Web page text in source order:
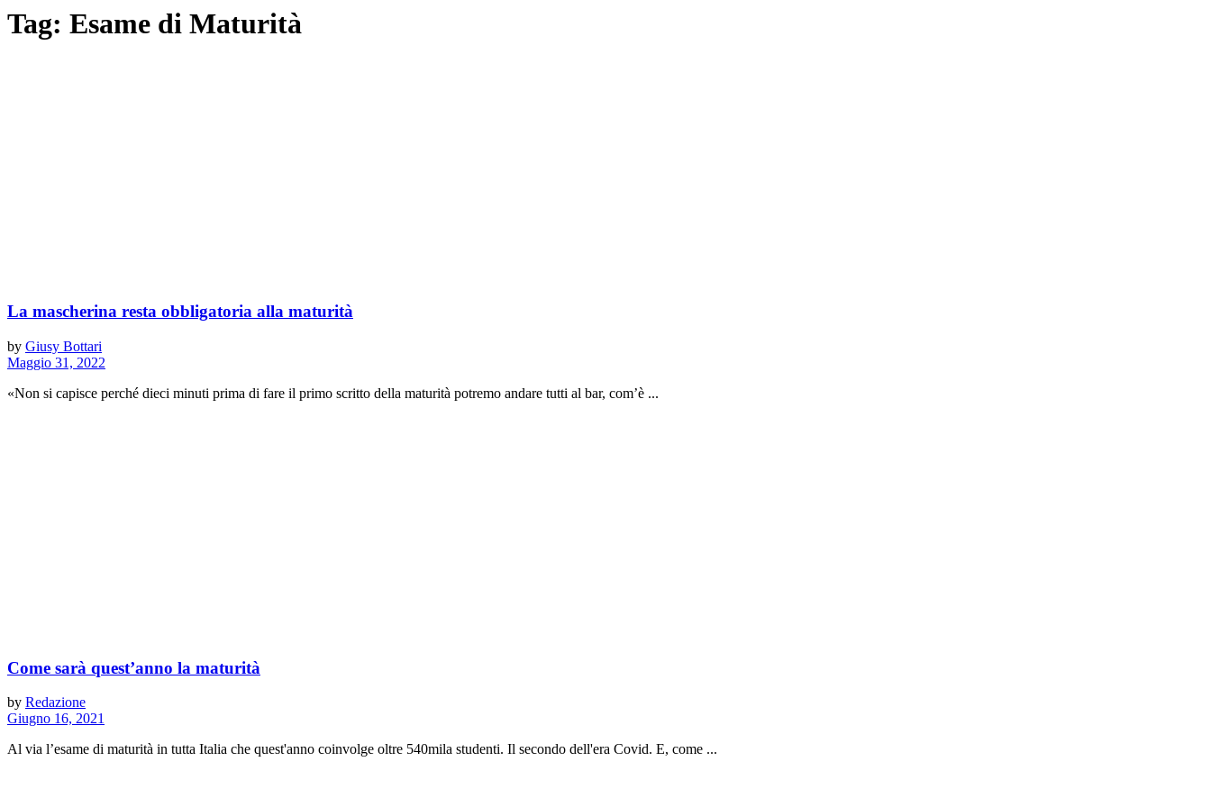
Tag: Esame di Maturità
La mascherina resta obbligatoria alla maturità
by Giusy Bottari
Maggio 31, 2022
«Non si capisce perché dieci minuti prima di fare il primo scritto della maturità potremo andare tutti al bar, com’è ...
Come sarà quest’anno la maturità
by Redazione
Giugno 16, 2021
Al via l’esame di maturità in tutta Italia che quest'anno coinvolge oltre 540mila studenti. Il secondo dell'era Covid. E, come ...